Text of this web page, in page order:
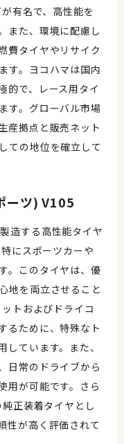
有名で、高性能を
また、環境に配慮し
費タイヤやリサイク
す。ヨコハマは国内
的で、レース用タイ
す。グローバル市場
産拠点と販売ネット
ての地位を確立して
ーツ) V105
造する高性能タイヤ
にスポーツカーや
。このタイヤは、優
地を両立させること
トおよびドライコ
るために、特殊なト
しています。また、
日常のドライブから
用が可能です。さら
正装着タイヤとし
性が高く評価されて